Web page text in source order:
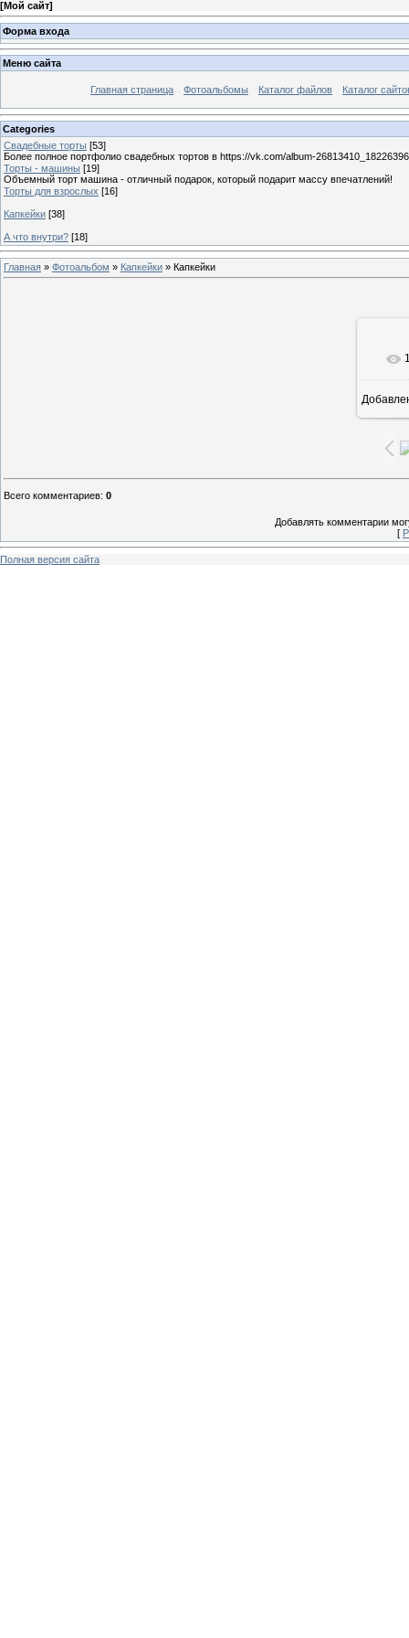
[Мой сайт]
Форма входа
Меню сайта
Главная страница Фотоальбомы Каталог файлов Каталог
Categories
Свадебные торты [53]
Более полное портфолио свадебных тортов в https://vk.com/album-
Торты - машины [19]
Объемный торт машина - отличный подарок, который подарит массу впечатлений!
Торты для взрослых [16]
Капкейки [38]
А что внутри? [18]
Главная » Фотоальбом » Капкейки » Капкейки
Всего комментариев: 0
Добавлять комментарии
[
Полная версия сайта